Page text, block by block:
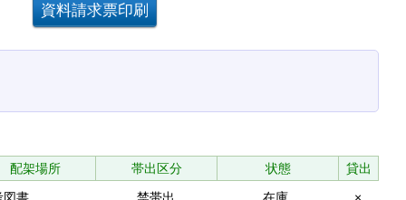
配架場所 帯出区分 状態
貸出